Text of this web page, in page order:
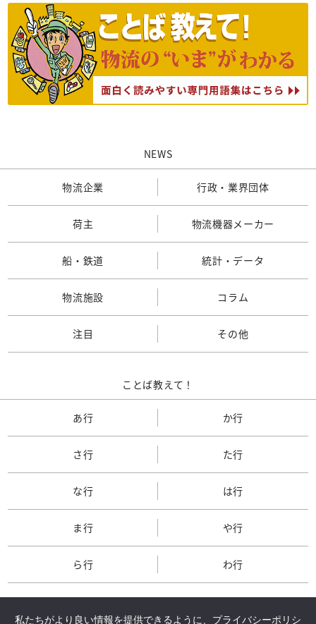
NEWS
物流企業 行政・業界団体
荷主 物流機器メーカー
船・鉄道 統計・データ
物流施設 コラム
注目 その他
ことば教えて！
あ行 か行
さ行 た行
な行 は行
ま行 や行
ら行 わ行
私たちがより良い情報を提供できるように、 プライバシーポリシ